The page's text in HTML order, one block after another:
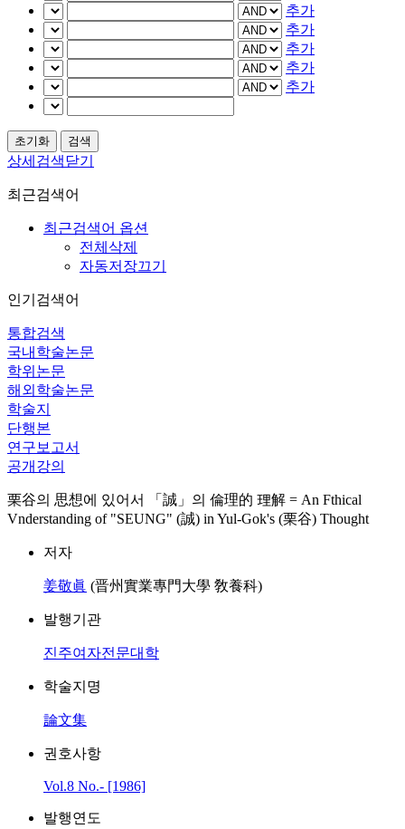
추가
추가
추가
추가
추가
상세검색닫기
최근검색어
최근검색어 옵션
전체삭제
자동저장끄기
인기검색어
통합검색
국내학술논문
학위논문
해외학술논문
학술지
단행본
연구보고서
공개강의
栗谷의 思想에 있어서 「誠」의 倫理的 理解 = An Fthical
Vnderstanding of "SEUNG" (誠) in Yul-Gok's (栗谷) Thought
저자
姜敬眞 (晋州實業專門大學 敎養科)
발행기관
진주여자전문대학
학술지명
論文集
권호사항
Vol.8 No.- [1986]
발행연도